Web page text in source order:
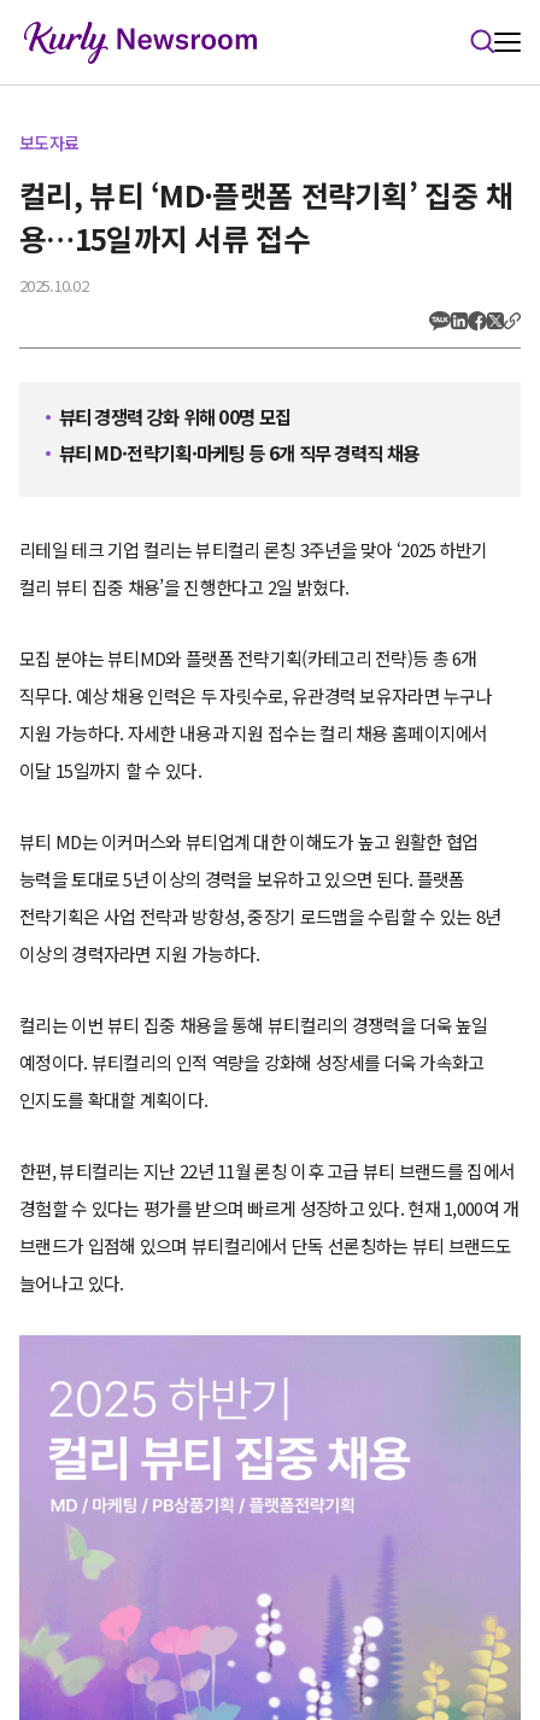
보도자료
컬리, 뷰티 ‘MD·플랫폼 전략기획’ 집중 채
용…15일까지 서류 접수
2025.10.02
뷰티 경쟁력 강화 위해 00명 모집
뷰티 MD·전략기획·마케팅 등 6개 직무 경력직 채용
리테일 테크 기업 컬리는 뷰티컬리 론칭 3주년을 맞아 ‘2025 하반기
컬리 뷰티 집중 채용’을 진행한다고 2일 밝혔다.
모집 분야는 뷰티MD와 플랫폼 전략기획(카테고리 전략)등 총 6개
직무다. 예상 채용 인력은 두 자릿수로, 유관경력 보유자라면 누구나
지원 가능하다. 자세한 내용과 지원 접수는 컬리 채용 홈페이지에서
이달 15일까지 할 수 있다.
뷰티 MD는 이커머스와 뷰티업계 대한 이해도가 높고 원활한 협업
능력을 토대로 5년 이상의 경력을 보유하고 있으면 된다. 플랫폼
전략기획은 사업 전략과 방향성, 중장기 로드맵을 수립할 수 있는 8년
이상의 경력자라면 지원 가능하다.
컬리는 이번 뷰티 집중 채용을 통해 뷰티컬리의 경쟁력을 더욱 높일
예정이다. 뷰티컬리의 인적 역량을 강화해 성장세를 더욱 가속화고
인지도를 확대할 계획이다.
한편, 뷰티컬리는 지난 22년 11월 론칭 이후 고급 뷰티 브랜드를 집에서
경험할 수 있다는 평가를 받으며 빠르게 성장하고 있다. 현재 1,000여 개
브랜드가 입점해 있으며 뷰티컬리에서 단독 선론칭하는 뷰티 브랜드도
늘어나고 있다.